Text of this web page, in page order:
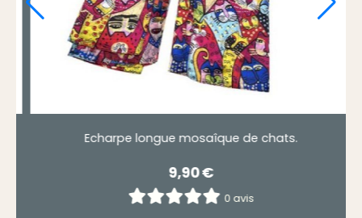
Echarpe longue mosaîque de chats.
9,90€
0 avis